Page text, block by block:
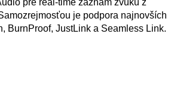
pre real-time záznam zvuku z
je podpora najnovších
BurnProof, JustLink a Seamless Link.